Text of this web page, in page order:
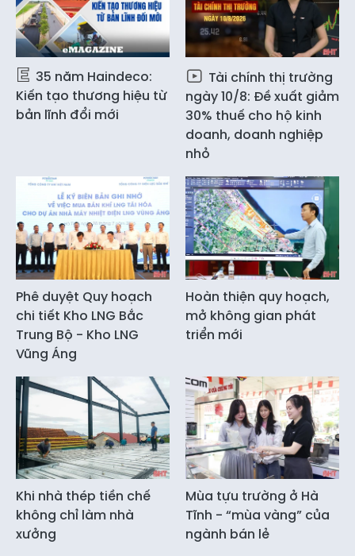
35 năm Haindeco:
Kiến tạo thương hiệu từ
bản lĩnh đổi mới
Tài chính thị trường
ngày 10/8: Đề xuất giảm
30% thuế cho hộ kinh
doanh, doanh nghiệp
nhỏ
Phê duyệt Quy hoạch
chi tiết Kho LNG Bắc
Trung Bộ - Kho LNG
Vũng Áng
Hoàn thiện quy hoạch,
mở không gian phát
triển mới
Khi nhà thép tiền chế
không chỉ làm nhà
xưởng
Mùa tựu trường ở Hà
Tĩnh - “mùa vàng” của
ngành bán lẻ